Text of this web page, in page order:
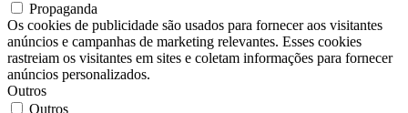
Propaganda
Os cookies de publicidade são usados ​​para fornecer aos visitantes
anúncios e campanhas de marketing relevantes. Esses cookies
rastreiam os visitantes em sites e coletam informações para fornecer
anúncios personalizados.
Outros
Outros